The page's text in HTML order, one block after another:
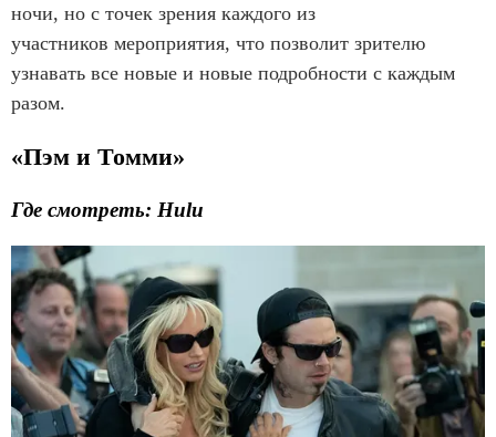
ночи, но с точек зрения каждого из
участников мероприятия, что позволит зрителю
узнавать все новые и новые подробности с каждым
разом.
«Пэм и Томми»
Где смотреть: Hulu